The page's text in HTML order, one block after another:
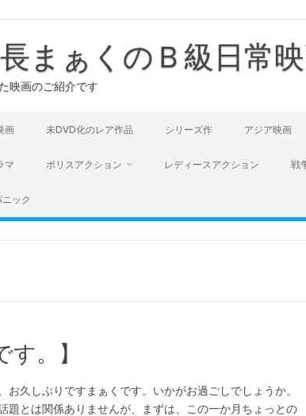
まぁくのＢ級日常
映画のご紹介です
画 未DVD化のレア作品 シリーズ作 アジア映画
マ ポリスアクション レディースアクション 戦
ック
す。】
お久しぶりですまぁくです。いかがお過ごしでしょうか。
題とは関係ありませんが、まずは、この一か月ちょっとの